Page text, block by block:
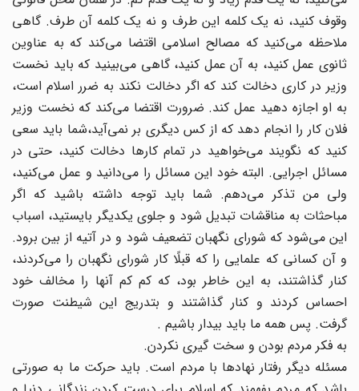
وقوف کنید، نه یک کلمه این طرف و نه یک کلمه آن طرف. گاهى
ملاحظه مى‌کنید که مصالح‌ اسلامى اقتضا مى‌کند که به عناوین
ثانوى عمل کنید، به آن عمل کنید، گاهى مى‌بینید که باید نخست
وزیر در کارى دخالت کند که اگر دخالت نکند به ضرر اسلام است،
به او اجازه دهید عمل کند. ضرورت اقتضا مى‌کند که نخست وزیر
فلان کار را انجام دهد که از کس دیگرى بر نمى‌آید،شما باید سعى
کنید که نگویند مى‌خواهید در تمام کارها دخالت کنید، حتى در
مسائل اجرایى. البته خود این مسائل را مى‌دانید و عمل مى‌کنید،
ولى من تذکر مى‌دهم. شما باید توجه داشته باشید که اگر
مباحثات به مناقشات تبدیل شود و جلوى یکدیگر بایستید، اسباب
این مى‌شود که شوراى نگهبان تضعیف شود و در آتیه از بین برود.
و آن کسانى که علمایى را که قبلًا کار شوراى نگهبان را مى‌کردند،
کنار گذاشتند، به این خاطر بود، که کم کم آنها را مخالف خود
احساس کردند و کنار گذاشتند و بتدریج این شیطنت صورت
گرفت. پس همه ما باید بیدار باشیم .
به فکر مردم بودن و سخت گیرى نکردن.
مسئله دیگر رفتار نهادها با مردم است. باید حرکت ما به صورتى